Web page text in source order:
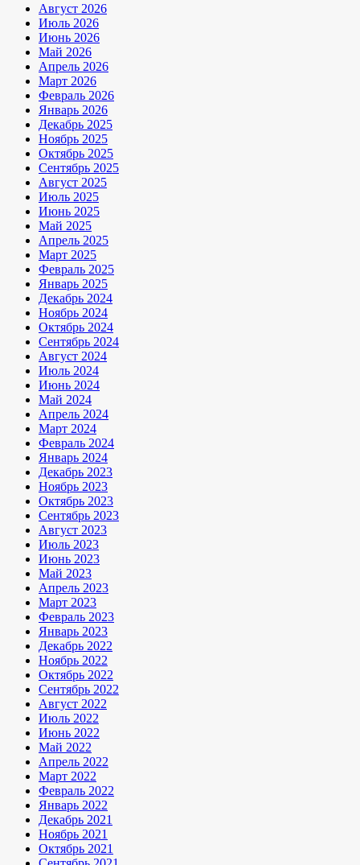
Август 2026
Июль 2026
Июнь 2026
Май 2026
Апрель 2026
Март 2026
Февраль 2026
Январь 2026
Декабрь 2025
Ноябрь 2025
Октябрь 2025
Сентябрь 2025
Август 2025
Июль 2025
Июнь 2025
Май 2025
Апрель 2025
Март 2025
Февраль 2025
Январь 2025
Декабрь 2024
Ноябрь 2024
Октябрь 2024
Сентябрь 2024
Август 2024
Июль 2024
Июнь 2024
Май 2024
Апрель 2024
Март 2024
Февраль 2024
Январь 2024
Декабрь 2023
Ноябрь 2023
Октябрь 2023
Сентябрь 2023
Август 2023
Июль 2023
Июнь 2023
Май 2023
Апрель 2023
Март 2023
Февраль 2023
Январь 2023
Декабрь 2022
Ноябрь 2022
Октябрь 2022
Сентябрь 2022
Август 2022
Июль 2022
Июнь 2022
Май 2022
Апрель 2022
Март 2022
Февраль 2022
Январь 2022
Декабрь 2021
Ноябрь 2021
Октябрь 2021